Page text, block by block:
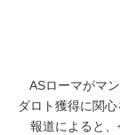
ASローマがマ
ダロト獲得に関心
報道によると、